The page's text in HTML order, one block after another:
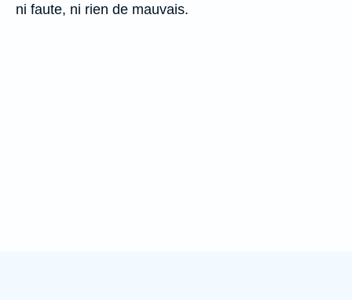
ni faute, ni rien de mauvais.